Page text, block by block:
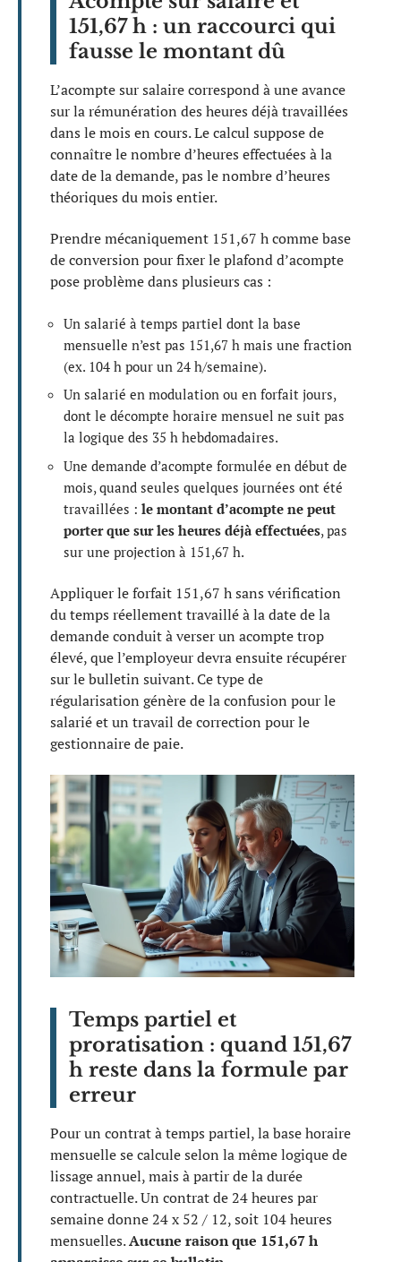
151,67 h : un raccourci qui
fausse le montant dû
L’acompte sur salaire correspond à une avance
sur la rémunération des heures déjà travaillées
dans le mois en cours. Le calcul suppose de
connaître le nombre d’heures effectuées à la
date de la demande, pas le nombre d’heures
théoriques du mois entier.
Prendre mécaniquement 151,67 h comme base
de conversion pour fixer le plafond d’acompte
pose problème dans plusieurs cas :
Un salarié à temps partiel dont la base
mensuelle n’est pas 151,67 h mais une fraction
(ex. 104 h pour un 24 h/semaine).
Un salarié en modulation ou en forfait jours,
dont le décompte horaire mensuel ne suit pas
la logique des 35 h hebdomadaires.
Une demande d’acompte formulée en début de
mois, quand seules quelques journées ont été
travaillées : le montant d’acompte ne peut
porter que sur les heures déjà effectuées, pas
sur une projection à 151,67 h.
Appliquer le forfait 151,67 h sans vérification
du temps réellement travaillé à la date de la
demande conduit à verser un acompte trop
élevé, que l’employeur devra ensuite récupérer
sur le bulletin suivant. Ce type de
régularisation génère de la confusion pour le
salarié et un travail de correction pour le
gestionnaire de paie.
Temps partiel et
proratisation : quand 151,67
h reste dans la formule par
erreur
Pour un contrat à temps partiel, la base horaire
mensuelle se calcule selon la même logique de
lissage annuel, mais à partir de la durée
contractuelle. Un contrat de 24 heures par
semaine donne 24 x 52 / 12, soit 104 heures
mensuelles.Aucune raison que 151,67 h